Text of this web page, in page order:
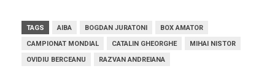
TAGS AIBA BOGDAN JURATONI
BOX AMATOR
CAMPIONAT MONDIAL
CATALIN GHEORGHE
MIHAI NISTOR
OVIDIU BERCEANU
RAZVAN ANDREIANA